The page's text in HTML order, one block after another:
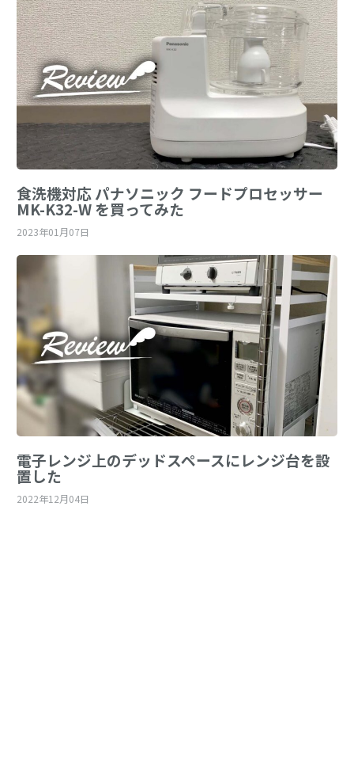
食洗機対応 パナソニック フードプロセッサー
MK-K32-W を買ってみた
2023年01月07日
電子レンジ上のデッドスペースにレンジ台を設
置した
2022年12月04日